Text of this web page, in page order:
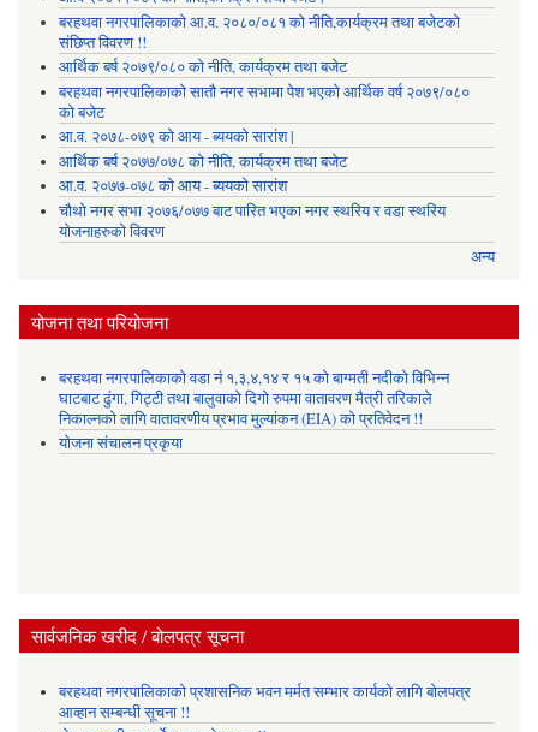
बरहथवा नगरपालिकाको आ.व. २०८०/०८१ को नीति,कार्यक्रम तथा बजेटको
संछिप्त विवरण !!
आर्थिक बर्ष २०७९/०८० को नीति, कार्यक्रम तथा बजेट
बरहथवा नगरपालिकाको सातौ नगर सभामा पेश भएको आर्थिक वर्ष २०७९/०८०
को बजेट
आ.व. २०७८-०७९ को आय - ब्ययको सारांश |
आर्थिक बर्ष २०७७/०७८ को नीति, कार्यक्रम तथा बजेट
आ.व. २०७७-०७८ को आय - ब्ययको सारांश
चौथो नगर सभा २०७६/०७७ बाट पारित भएका नगर स्थरिय र वडा स्थरिय
योजनाहरुको विवरण
अन्य
योजना तथा परियोजना
बरहथवा नगरपालिकाको वडा नं १,३,४,१४ र १५ को बाग्मती नदीको विभिन्न
घाटबाट ढुंगा, गिट्टी तथा बालुवाको दिगो रुपमा वातावरण मैत्री तरिकाले
निकाल्नको लागि वातावरणीय प्रभाव मुल्यांकन (EIA) को प्रतिवेदन !!
योजना संचालन प्रकृया
सार्वजनिक खरीद / बोलपत्र सूचना
बरहथवा नगरपालिकाको प्रशासनिक भवन मर्मत सम्भार कार्यको लागि बोलपत्र
आव्हान सम्बन्धी सूचना !!